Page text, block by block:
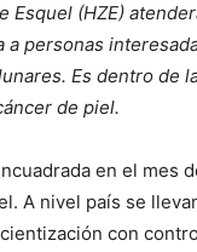
Esquel (HZE)
a personas
Es dentro de
de piel.
en el mes
A nivel país se
con